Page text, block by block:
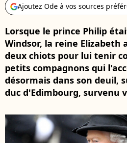
Ajoutez Ode à vos sources
Lorsque le prince Philip
Windsor, la reine Elizabeth
deux chiots pour lui tenir
petits compagnons qui
désormais dans son deuil,
duc d'Edimbourg, survenu